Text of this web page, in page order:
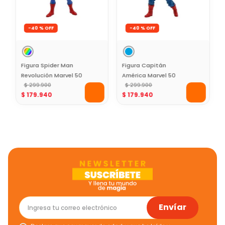
-40 %
Figura Spider Man
Revolución Marvel 50
Cms
$ 299.900
$ 179.940
-40 %
Figura Capitán
América Marvel 50
Cms
$ 299.900
$ 179.940
Envíar